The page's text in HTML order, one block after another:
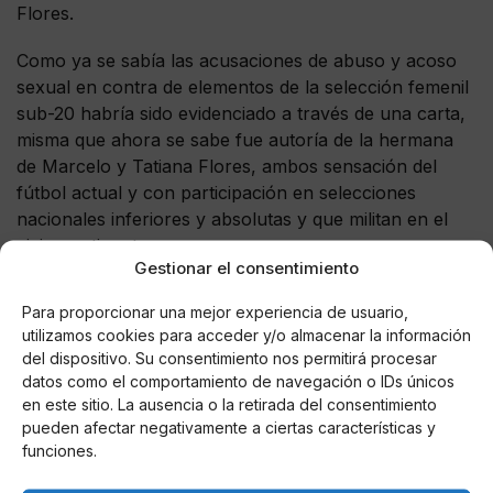
Gestionar el consentimiento
Para proporcionar una mejor experiencia de usuario,
utilizamos cookies para acceder y/o almacenar la información
del dispositivo. Su consentimiento nos permitirá procesar
datos como el comportamiento de navegación o IDs únicos
en este sitio. La ausencia o la retirada del consentimiento
pueden afectar negativamente a ciertas características y
funciones.
Flores.
Como ya se sabía las acusaciones de abuso y acoso
sexual en contra de elementos de la selección femenil
sub-20 habría sido evidenciado a través de una carta,
misma que ahora se sabe fue autoría de la hermana
de Marcelo y Tatiana Flores, ambos sensación del
fútbol actual y con participación en selecciones
nacionales inferiores y absolutas y que militan en el
viejo continente.
AUTOR
Perro Páramo